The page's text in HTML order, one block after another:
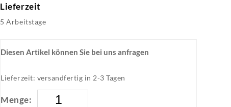
Lieferzeit
5 Arbeitstage
Diesen Artikel können Sie bei uns anfragen
Lieferzeit: versandfertig in 2-3 Tagen
Menge: